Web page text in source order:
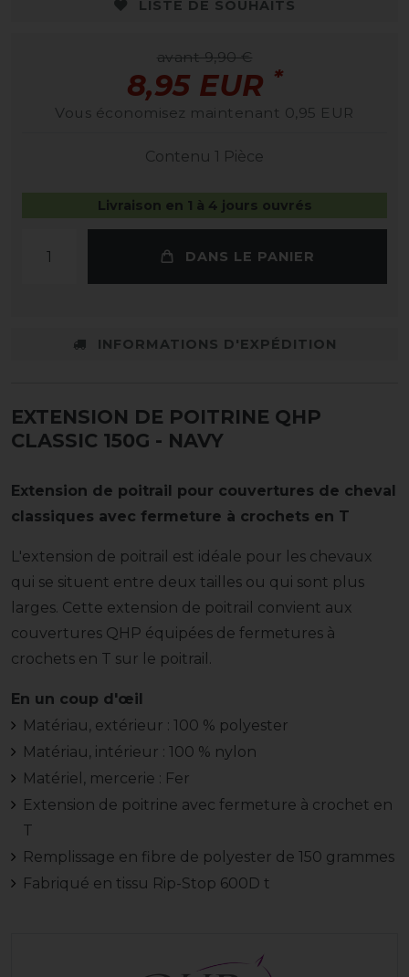
LISTE DE SOUHAITS
avant 9,90 €
8,95 EUR *
Vous économisez maintenant 0,95 EUR
Contenu 1 Pièce
Livraison en 1 à 4 jours ouvrés
DANS LE PANIER
INFORMATIONS D'EXPÉDITION
EXTENSION DE POITRINE QHP
CLASSIC 150G - NAVY
Extension de poitrail pour couvertures de cheval
classiques avec fermeture à crochets en T
L'extension de poitrail est idéale pour les chevaux
qui se situent entre deux tailles ou qui sont plus
larges. Cette extension de poitrail convient aux
couvertures QHP équipées de fermetures à
crochets en T sur le poitrail.
En un coup d'œil
Matériau, extérieur : 100 % polyester
Matériau, intérieur : 100 % nylon
Matériel, mercerie : Fer
Extension de poitrine avec fermeture à crochet en
T
Remplissage en fibre de polyester de 150 grammes
Fabriqué en tissu Rip-Stop 600D t